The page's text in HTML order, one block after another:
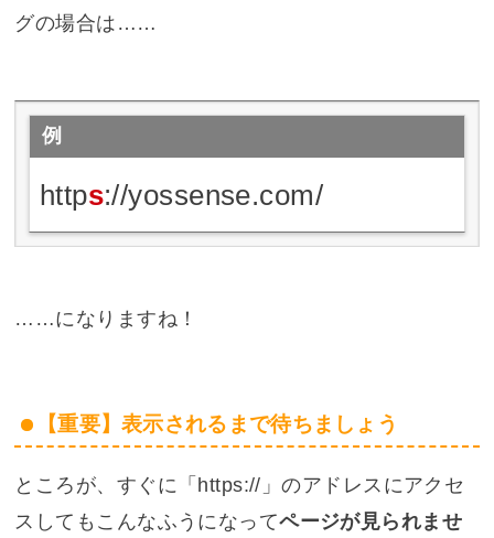
グの場合は……
例
https://yossense.com/
……になりますね！
【重要】表示されるまで待ちましょう
ところが、すぐに「https://」のアドレスにアクセ
スしてもこんなふうになってページが見られませ